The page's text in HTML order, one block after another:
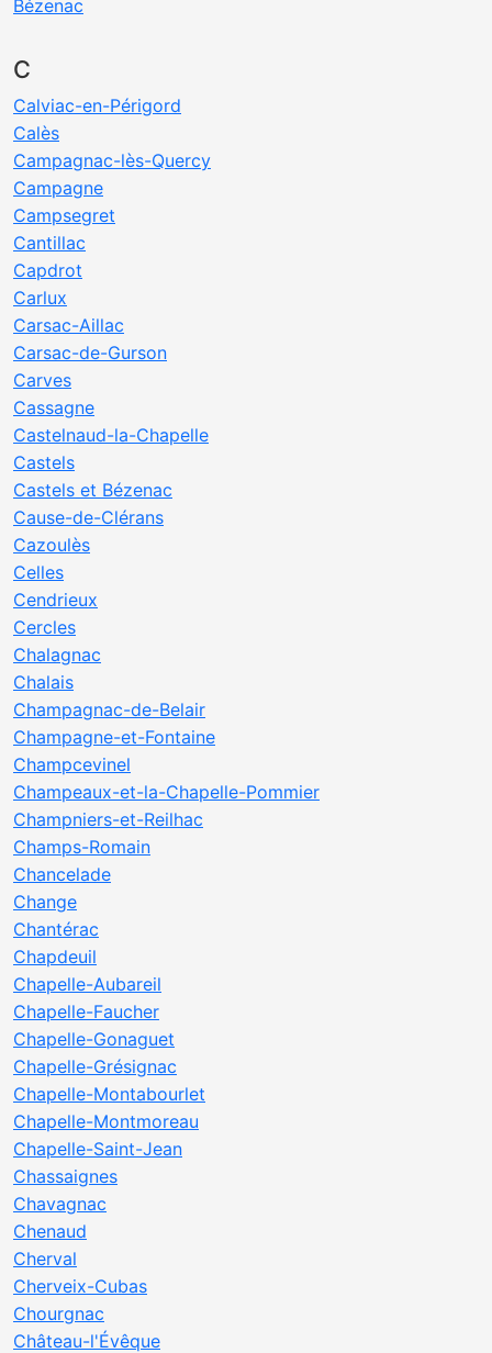
Bézenac
C
Calviac-en-Périgord
Calès
Campagnac-lès-Quercy
Campagne
Campsegret
Cantillac
Capdrot
Carlux
Carsac-Aillac
Carsac-de-Gurson
Carves
Cassagne
Castelnaud-la-Chapelle
Castels
Castels et Bézenac
Cause-de-Clérans
Cazoulès
Celles
Cendrieux
Cercles
Chalagnac
Chalais
Champagnac-de-Belair
Champagne-et-Fontaine
Champcevinel
Champeaux-et-la-Chapelle-Pommier
Champniers-et-Reilhac
Champs-Romain
Chancelade
Change
Chantérac
Chapdeuil
Chapelle-Aubareil
Chapelle-Faucher
Chapelle-Gonaguet
Chapelle-Grésignac
Chapelle-Montabourlet
Chapelle-Montmoreau
Chapelle-Saint-Jean
Chassaignes
Chavagnac
Chenaud
Cherval
Cherveix-Cubas
Chourgnac
Château-l'Évêque